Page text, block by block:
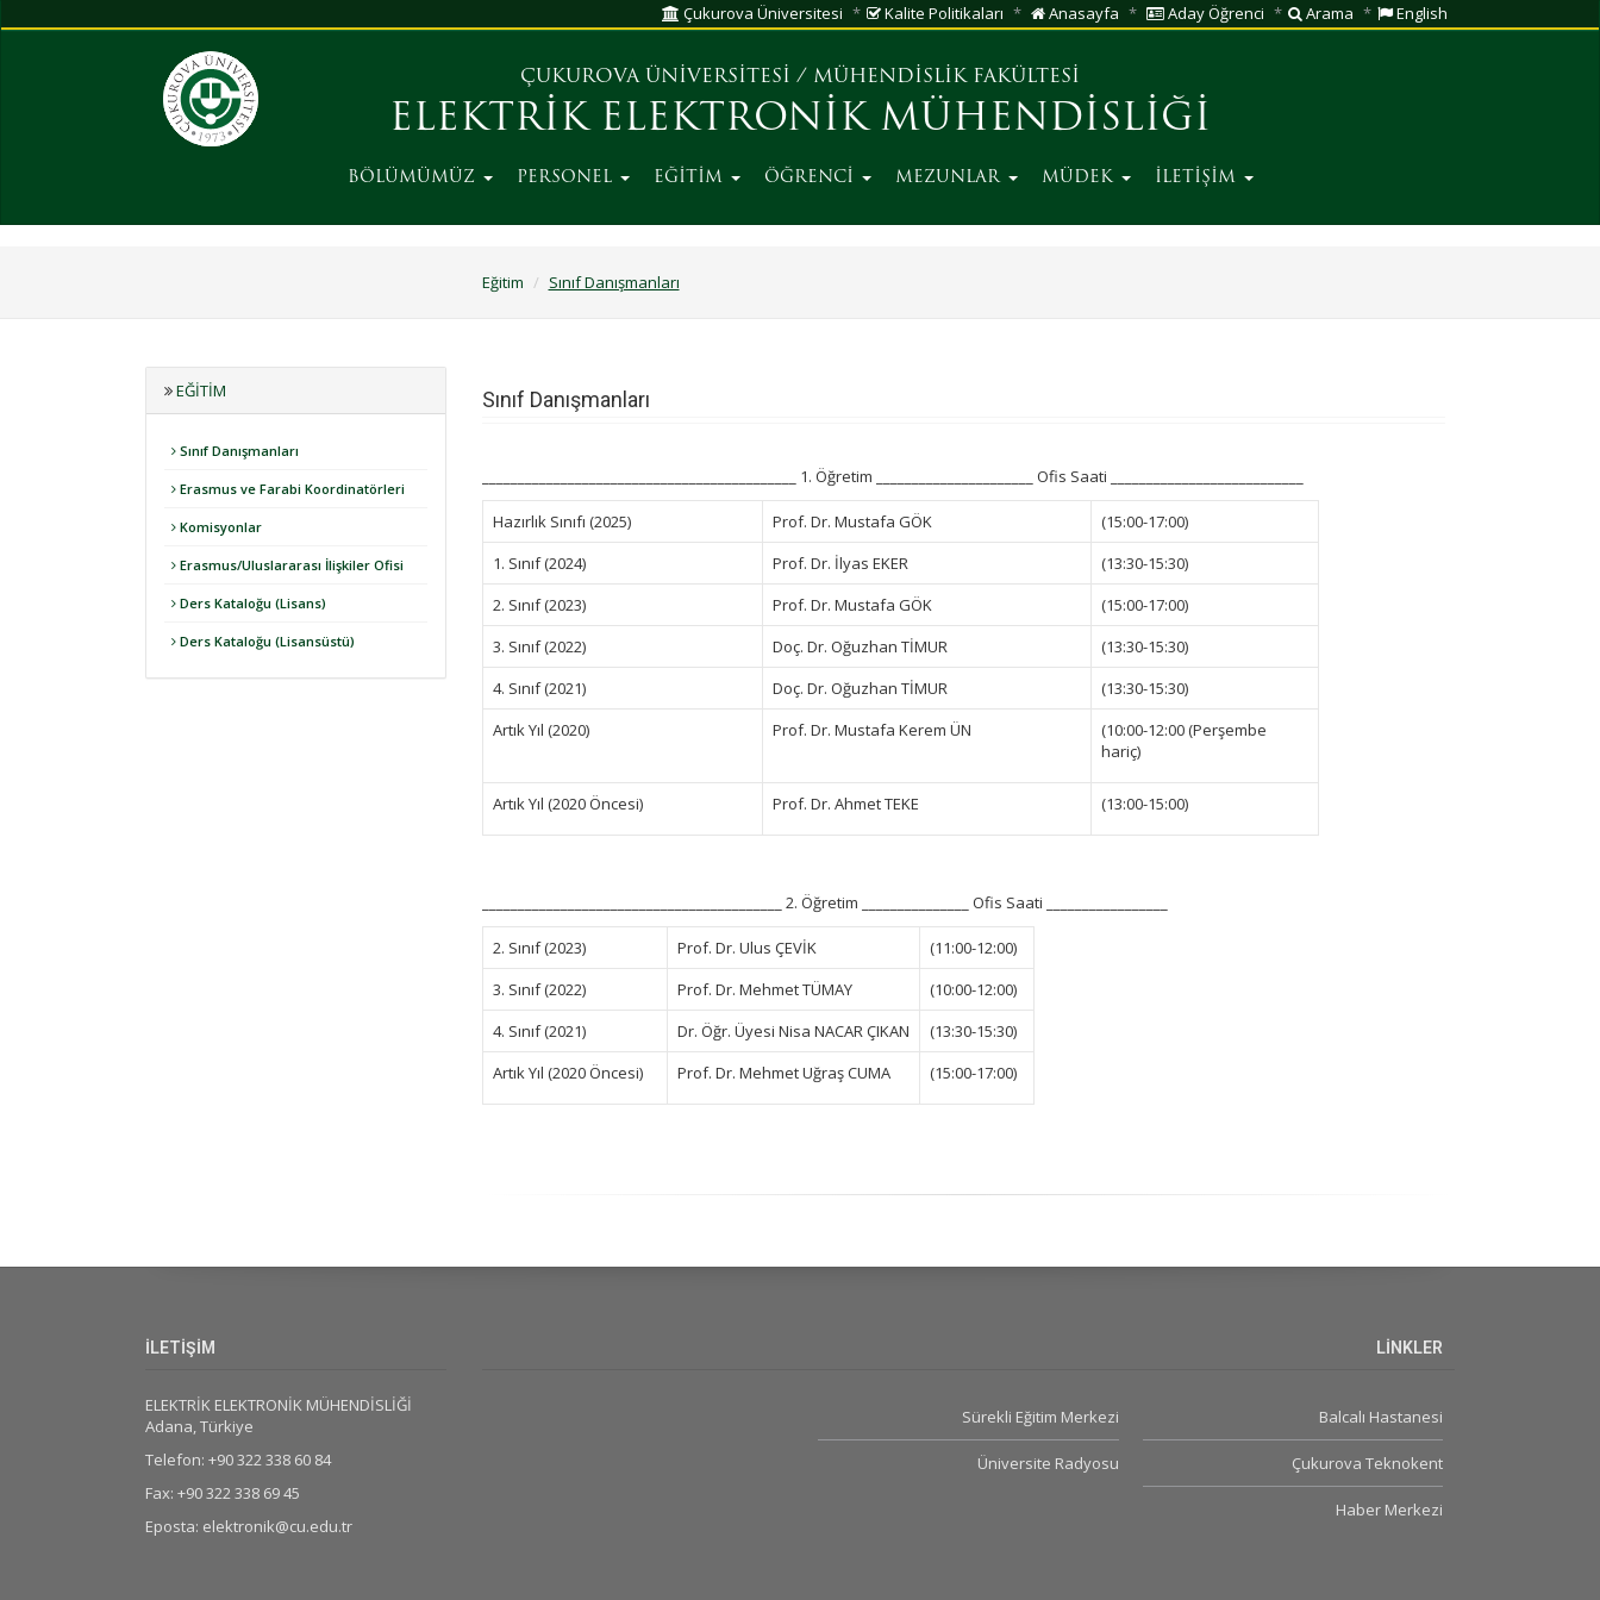
Çukurova Üniversitesi Kalite Politikaları Anasayfa Aday Öğrenci Arama English
ÇUKUROVA ÜNİVERSİTESİ / MÜHENDİSLİK FAKÜLTESİ
ELEKTRİK ELEKTRONİK MÜHENDİSLİĞİ
BÖLÜMÜMÜZ PERSONEL EĞİTİM ÖĞRENCİ MEZUNLAR MÜDEK İLETİŞİM
Eğitim Sınıf Danışmanları
EĞITIM
Sınıf Danışmanları
Erasmus ve Farabi Koordinatörleri
Komisyonlar
Erasmus/Uluslararası İlişkiler Ofisi
Ders Kataloğu (Lisans)
Ders Kataloğu (Lisansüstü)
Sınıf Danışmanları
____________________________________________ 1. Öğretim ______________________ Ofis Saati ___________________________
Hazırlık Sınıfı (2025) Prof. Dr. Mustafa GÖK
(15:00-17:00)
1. Sınıf (2024)
Prof. Dr. İlyas EKER
(13:30-15:30)
2. Sınıf (2023)
Prof. Dr. Mustafa GÖK
(15:00-17:00)
3. Sınıf (2022)
Doç. Dr. Oğuzhan TİMUR
(13:30-15:30)
4. Sınıf (2021)
Doç. Dr. Oğuzhan TİMUR
(13:30-15:30)
Artık Yıl (2020)
Prof. Dr. Mustafa Kerem ÜN
(10:00-12:00 (Perşembe
hariç)
Artık Yıl (2020 Öncesi) Prof. Dr. Ahmet TEKE (13:00-15:00)
__________________________________________ 2. Öğretim _______________ Ofis Saati _________________
2. Sınıf (2023) Prof. Dr. Ulus ÇEVİK
(11:00-12:00)
3. Sınıf (2022)
Prof. Dr. Mehmet TÜMAY
(10:00-12:00)
4. Sınıf (2021)
Dr. Öğr. Üyesi Nisa NACAR ÇIKAN
(13:30-15:30)
Artık Yıl (2020 Öncesi)
Prof. Dr. Mehmet Uğraş CUMA (15:00-17:00)
İLETİŞİM
ELEKTRİK ELEKTRONİK MÜHENDİSLİĞİ
Adana, Türkiye
Telefon: +90 322 338 60 84
Fax: +90 322 338 69 45
Eposta: elektronik@cu.edu.tr
LİNKLER
Balcalı Hastanesi
Çukurova Teknokent
Haber Merkezi
Sürekli Eğitim Merkezi
Üniversite Radyosu